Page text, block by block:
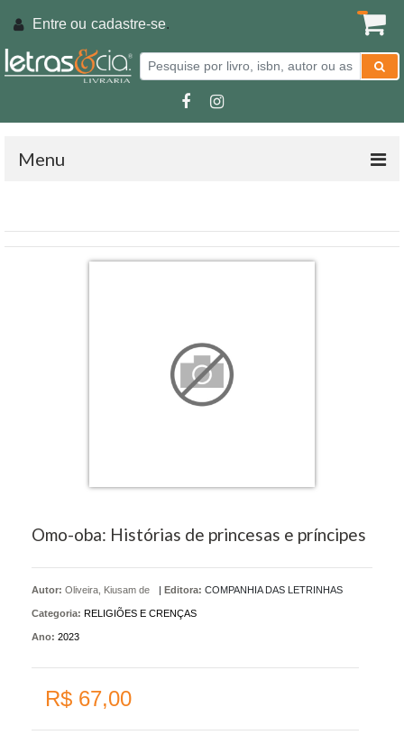
Entre ou cadastre-se.
Menu
Omo-oba: Histórias de princesas e príncipes
Autor: Oliveira, Kiusam de | Editora: COMPANHIA DAS LETRINHAS
Categoria: RELIGIÕES E CRENÇAS
Ano: 2023
R$ 67,00